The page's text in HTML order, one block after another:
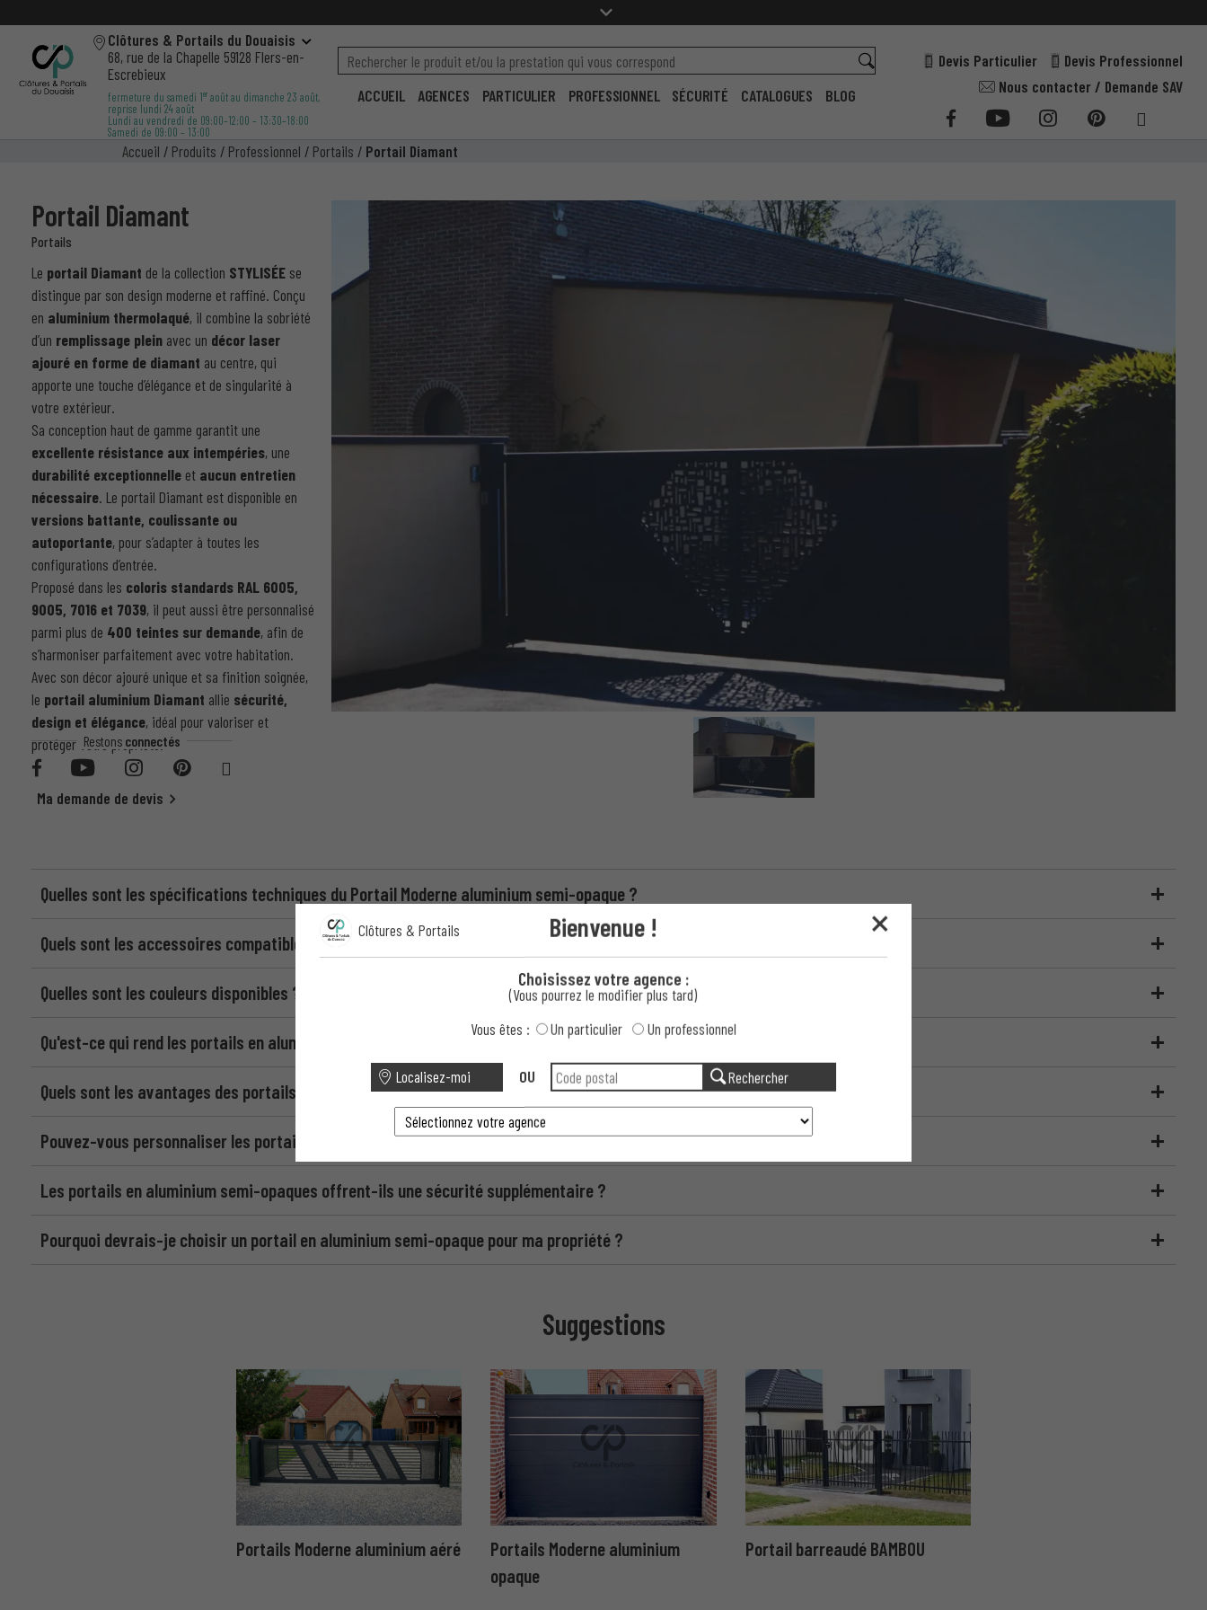
Clôtures & Portails du Douaisis
68, rue de la Chapelle 59128 Flers-en-
Escrebieux
fermeture du samedi 1eraoût au dimanche 23 août,
reprise lundi 24 août
Lundi au vendredi de 09:00–12:00 – 13:30–18:00
Samedi de 09:00 – 13:00
ACCUEIL AGENCES PARTICULIER PROFESSIONNEL SÉCURITÉ CATALOGUES BLOG
Devis Particulier
Devis Professionnel
Nous contacter / Demande SAV
Accueil / Produits / Professionnel / Portails / Portail Diamant
Portail Diamant
Portails
Le portail Diamant de la collection STYLISÉEse
distingue par son design moderne et raffiné. Conçu
en aluminium thermolaqué, il combine la sobriété
d’un remplissage pleinavec un décor laser
ajouré en forme de diamant au centre, qui
apporte une touche d’élégance et de singularité à
votre extérieur.
Sa conception haut de gamme garantit une
excellente résistance aux intempéries, une
durabilité exceptionnelleet aucun entretien
nécessaire. Le portail Diamant est disponible en
versions battante, coulissante ou
autoportante, pour s’adapter à toutes les
configurations d’entrée.
Proposé dans les coloris standards RAL 6005,
9005, 7016 et 7039, il peut aussi être personnalisé
parmi plus de 400 teintes sur demande, afin de
s’harmoniser parfaitement avec votre habitation.
Avec son décor ajouré unique et sa finition soignée,
le portail aluminium Diamant allie sécurité,
design et élégance, idéal pour valoriser et
protéger votre propriété.
Ma demande de devis
Restons connectés
Quelles sont les spécifications techniques du Portail Moderne aluminium semi-opaque ?
Quels sont les accessoires compatibles avec le Portail Moderne aluminium semi-opaques ?
Quelles sont les couleurs disponibles ?
Qu'est-ce qui rend les portails en aluminium semi-opaques si spéciaux ?
Quels sont les avantages des portails en aluminium par rapport à d'autres matériaux ?
Pouvez-vous personnaliser les portails en aluminium selon nos besoins spécifiques ?
Les portails en aluminium semi-opaques offrent-ils une sécurité supplémentaire ?
Pourquoi devrais-je choisir un portail en aluminium semi-opaque pour ma propriété ?
Suggestions
Portails Moderne aluminium aéré
Portails Moderne aluminium
opaque
Portail barreaudé BAMBOU
Clôtures & Portails Bienvenue !
Choisissez votre agence :
(Vous pourrez le modifier plus tard)
Vous êtes :
Un particulier Un professionnel
Localisez-moi OU Rechercher